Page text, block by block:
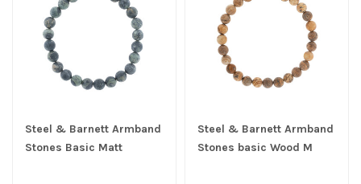
Steel & Barnett Armband
Stones Basic Matt
Steel & Barnett Armband
Stones basic Wood M